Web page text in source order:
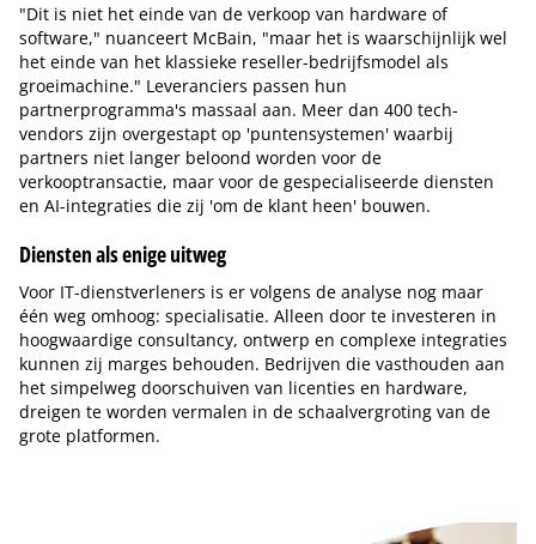
"Dit is niet het einde van de verkoop van hardware of
software," nuanceert McBain, "maar het is waarschijnlijk wel
het einde van het klassieke reseller-bedrijfsmodel als
groeimachine." Leveranciers passen hun
partnerprogramma's massaal aan. Meer dan 400 tech-
vendors zijn overgestapt op 'puntensystemen' waarbij
partners niet langer beloond worden voor de
verkooptransactie, maar voor de gespecialiseerde diensten
en AI-integraties die zij 'om de klant heen' bouwen.
Diensten als enige uitweg
Voor IT-dienstverleners is er volgens de analyse nog maar
één weg omhoog: specialisatie. Alleen door te investeren in
hoogwaardige consultancy, ontwerp en complexe integraties
kunnen zij marges behouden. Bedrijven die vasthouden aan
het simpelweg doorschuiven van licenties en hardware,
dreigen te worden vermalen in de schaalvergroting van de
grote platformen.